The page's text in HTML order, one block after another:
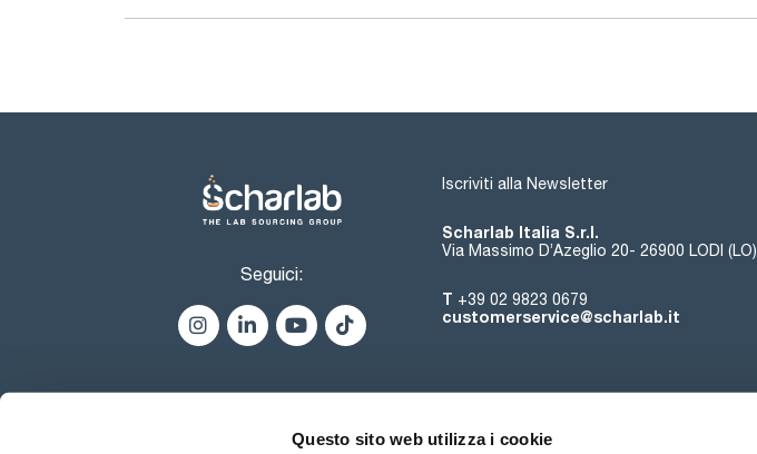
Questo sito web utilizza i cookie
Seguici:
Iscriviti alla Newsletter
Scharlab Italia S.r.l.
Via Massimo D’Azeglio 20- 26900 LODI (LO)
T +39 02 9823 0679
customerservice@scharlab.it